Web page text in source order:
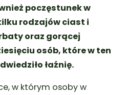
poczęstunek w
rodzajów ciast i
oraz gorącej
osób, które w ten
łaźnię.
w którym osoby w